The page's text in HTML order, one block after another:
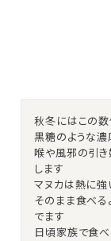
秋冬にはこの数
黒糖のような濃
喉や風邪の引
します
マヌカは熱に強
そのまま食べ
でます
日頃家族で食べ